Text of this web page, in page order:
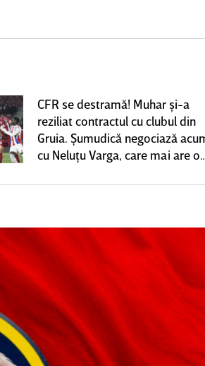
CFR se destramă! Muhar şi-a
reziliat contractul cu clubul din
Gruia. Şumudică negociază
cu Neluţu Varga, care mai are o
EXCLUSIV